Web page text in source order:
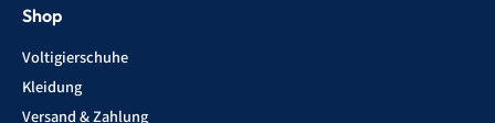
Shop
Voltigierschuhe
Kleidung
Versand & Zahlung